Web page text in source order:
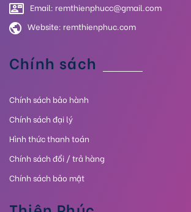
Email: remthienphucc@gmail.com
Website: remthienphuc.com
Chính sách
Chính sách bảo hành
Chính sách đại lý
Hình thức thanh toán
Chính sách đổi / trả hàng
Chính sách bảo mật